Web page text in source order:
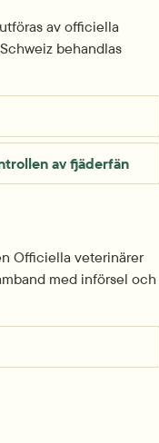
av officiella
behandlas
av fjäderfän
Officiella veterinärer
med införsel och